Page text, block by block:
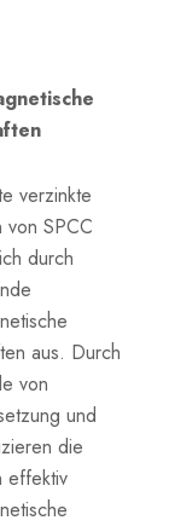
verzinkte
von SPCC
durch
aus. Durch
von
und
die
effektiv